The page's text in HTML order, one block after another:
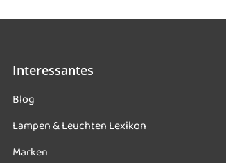
Interessantes
Blog
Lampen & Leuchten Lexikon
Marken